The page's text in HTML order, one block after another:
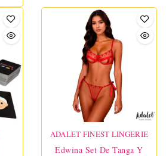
ADALET FINEST LINGERIE
Edwina Set De Tanga Y